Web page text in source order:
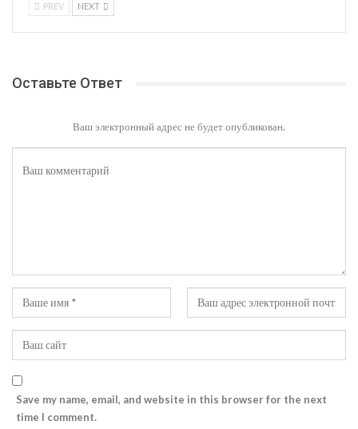
PREV NEXT
Оставьте Ответ
Ваш электронный адрес не будет опубликован.
Save my name, email, and website in this browser for the next
time I comment.